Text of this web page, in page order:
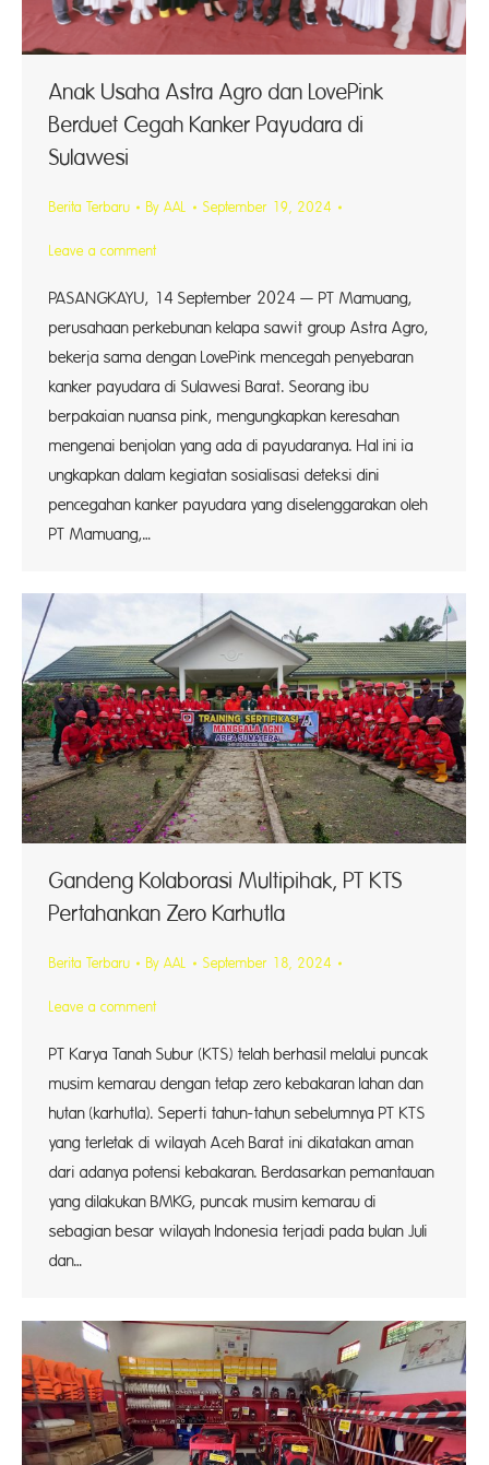
Anak Usaha Astra Agro dan LovePink
Berduet Cegah Kanker Payudara di
Sulawesi
Berita Terbaru By AAL September 19, 2024
Leave a comment
PASANGKAYU, 14 September 2024 — PT Mamuang,
perusahaan perkebunan kelapa sawit group Astra Agro,
bekerja sama dengan LovePink mencegah penyebaran
kanker payudara di Sulawesi Barat. Seorang ibu
berpakaian nuansa pink, mengungkapkan keresahan
mengenai benjolan yang ada di payudaranya. Hal ini ia
ungkapkan dalam kegiatan sosialisasi deteksi dini
pencegahan kanker payudara yang diselenggarakan oleh
PT Mamuang,…
Gandeng Kolaborasi Multipihak, PT KTS
Pertahankan Zero Karhutla
Berita Terbaru By AAL September 18, 2024
Leave a comment
PT Karya Tanah Subur (KTS) telah berhasil melalui puncak
musim kemarau dengan tetap zero kebakaran lahan dan
hutan (karhutla). Seperti tahun-tahun sebelumnya PT KTS
yang terletak di wilayah Aceh Barat ini dikatakan aman
dari adanya potensi kebakaran. Berdasarkan pemantauan
yang dilakukan BMKG, puncak musim kemarau di
sebagian besar wilayah Indonesia terjadi pada bulan Juli
dan…